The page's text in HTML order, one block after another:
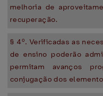
melhoria de
recuperação.
§ 4º. Verificadas as
de ensino poderão
permitam avanços
conjugação dos